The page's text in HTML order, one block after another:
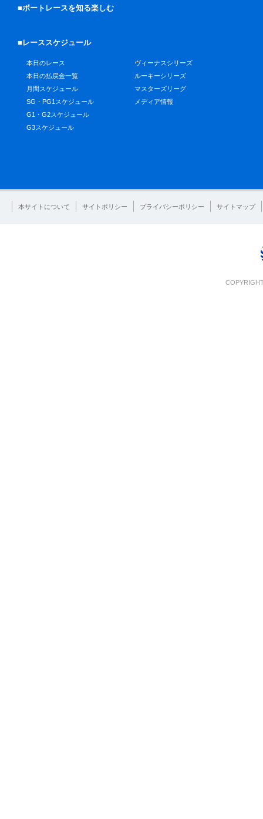
■ボートレースを知る楽しむ
■レーススケジュール
本日のレース
本日の払戻金一覧
月間スケジュール
SG・PG1スケジュール
G1・G2スケジュール
G3スケジュール
ヴィーナスシリーズ
ルーキーシリーズ
マスターズリーグ
メディア情報
本サイトについて サイトポリシー プライバシーポリシー サイトマップ